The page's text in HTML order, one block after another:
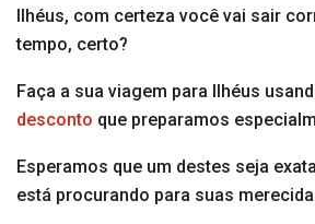
Ilhéus, com certeza você vai sair
tempo, certo?
Faça a sua viagem para Ilhéus
desconto que preparamos
Esperamos que um destes seja
está procurando para suas